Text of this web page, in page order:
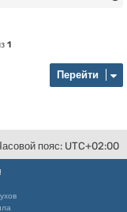
т
1
Перейти
пояс: UTC+02:00